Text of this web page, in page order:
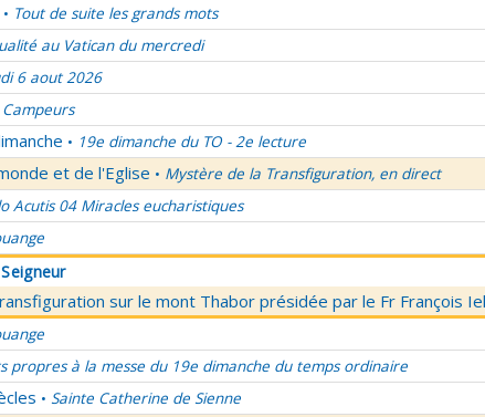
• Tout de suite les grands mots
au Vatican du mercredi
6 aout 2026
Campeurs
• 19e dimanche du TO - 2e lecture
et de l'Eglise • Mystère de la Transfiguration, en direct
Acutis 04 Miracles eucharistiques
sur le mont Thabor présidée par le Fr François
propres à la messe du 19e dimanche du temps ordinaire
• Sainte Catherine de Sienne